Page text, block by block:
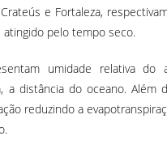
Crateús e Fortaleza,
pelo tempo seco.
umidade relativa
a distância do oceano.
reduzindo a